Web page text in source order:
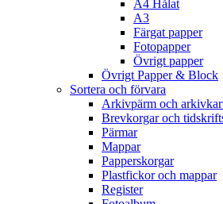
A4 Hålat
A3
Färgat papper
Fotopapper
Övrigt papper
Övrigt Papper & Block
Sortera och förvara
Arkivpärm och
Brevkorgar och
Pärmar
Mappar
Papperskorgar
Plastfickor och mappar
Register